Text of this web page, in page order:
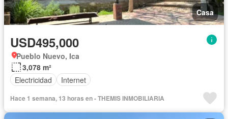
Casa
USD495,000
Pueblo Nuevo, Ica
3,078 m²
Electricidad
Internet
Hace 1 semana, 13 horas en - THEMIS INMOBILIARIA